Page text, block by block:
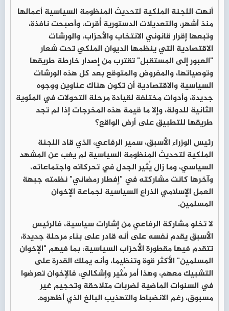
أنهت اللجنة الملكية لتحديث المنظومة السياسية أعمالها
منذ أشهر، والتعديلات الدستورية أُقرت، وأصبحت نافذة،
وتبعها إقرار قانوني الانتخاب والأحزاب، والورشات
الاقتصادية التي ينظمها الديوان الملكي تحت شعار
"العبور إلى المستقبل" تقترب من إصدار خارطة طريقها
وتوصياتها، والمفروض والمتوقع بعد كل هذه الورشات
السياسية والاقتصادية أن تكون هناك عناوين ووجوه
جديدة، وأدوات مختلفة لقيادة مرحلة التحولات في المئوية
الثانية للدولة، وإلا ما قيمة هذه المخرجات إذا لم تجد
طريقها للتطبيق على أرض الواقع؟
رئيس الوزراء الأسبق، سمير الرفاعي، الذي قاد اللجنة
الملكية لتحديث المنظومة السياسية لم يغب عن المشهد
السياسي، وما زال يُثير الجدل في تحركاته واجتماعاته،
وآخرها كانت مشاركته في "إفطار رمضاني" نظمته جبهة
العمل الإسلامي الذراع السياسية لجماعة الإخوان
المسلمين.
لا تخلو مشاركة الرفاعي من إشارات سياسية، فالرئيس
الأسبق يقدم نفسه على أنه قادر على بناء مرحلة جديدة،
تتقدم فيها مقطورة الأحزاب السياسية، بما فيهم "الإخوان
المسلمين" الأكثر قوة وتنظيما، وأنه يملك القدرة على
التشبيك معهم، وهذا أمر مُثير وإشكالي، فالإخوان تعرضوا
في السنوات الماضية لضربات متلاحقة وتحجيم غير
مسبوق، رغم الانضباط والتهذيب البالغ الذي أظهروه.